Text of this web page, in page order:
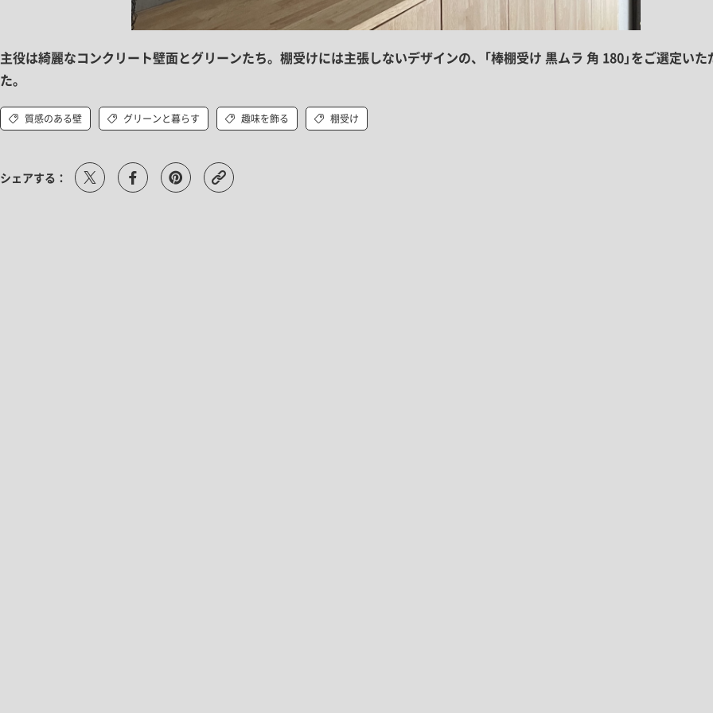
主役は綺麗なコンクリート壁面とグリーンたち。棚受けには主張しないデザインの、「棒棚受け 黒ムラ 角 180」をご選定いた
た。
質感のある壁 グリーンと暮らす 趣味を飾る 棚受け
シェアする：